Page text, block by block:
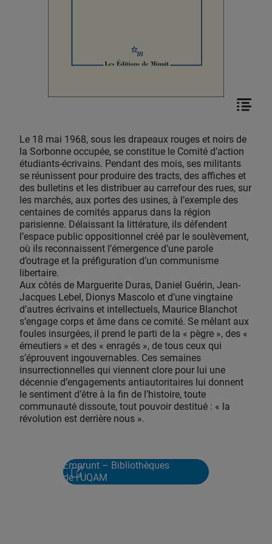
Le 18 mai 1968, sous les drapeaux rouges et noirs de
la Sorbonne occupée, se constitue le Comité d’action
étudiants-écrivains. Pendant des mois, ses militants
se réunissent pour produire des tracts, des affiches et
des bulletins et les distribuer au carrefour des rues, sur
les marchés, aux portes des usines, à l’exemple des
centaines de comités apparus dans la région
parisienne. Délaissant la littérature, ils défendent
l’espace public oppositionnel créé par le soulèvement,
où ils reconnaissent l’émergence d’une parole
d’outrage et la préfiguration d’un communisme
libertaire.
Aux côtés de Marguerite Duras, Daniel Guérin, Jean-
Jacques Lebel, Dionys Mascolo et d’une vingtaine
d’autres écrivains et intellectuels, Maurice Blanchot
s’engage corps et âme dans ce comité. Se mêlant aux
foules insurgées, il prend le parti de la « pègre », des «
émeutiers » et des « enragés », de tous ceux qui
s’éprouvent ingouvernables. Ces semaines
insurrectionnelles qui viennent clore pour lui une
décennie d’engagements antiautoritaires lui donnent
le sentiment d’être à la fin de l’histoire, toute
communauté dissoute, tout pouvoir destitué : « la
révolution est derrière nous ».
Emprunt – Bibliothèques
de l'UQAM